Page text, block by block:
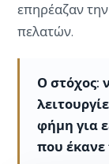
επηρέαζαν
πελατών.
Ο στόχος:
φήμη για
που έκανε